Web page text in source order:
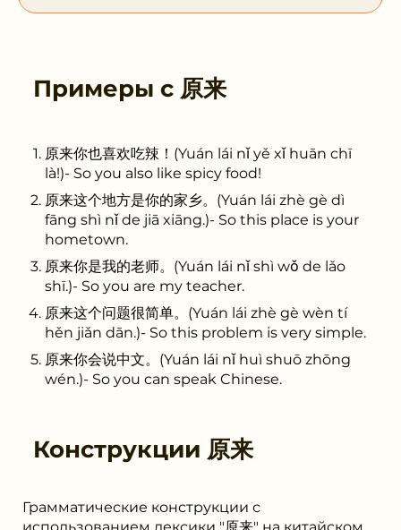
Примеры с 原来
原来你也喜欢吃辣！(Yuán lái nǐ yě xǐ huān chī
là!)- So you also like spicy food!
原来这个地方是你的家乡。(Yuán lái zhè gè dì
fāng shì nǐ de jiā xiāng.)- So this place is your
hometown.
原来你是我的老师。(Yuán lái nǐ shì wǒ de lǎo
shī.)- So you are my teacher.
原来这个问题很简单。(Yuán lái zhè gè wèn tí
hěn jiǎn dān.)- So this problem is very simple.
原来你会说中文。(Yuán lái nǐ huì shuō zhōng
wén.)- So you can speak Chinese.
Конструкции 原来
Грамматические конструкции с